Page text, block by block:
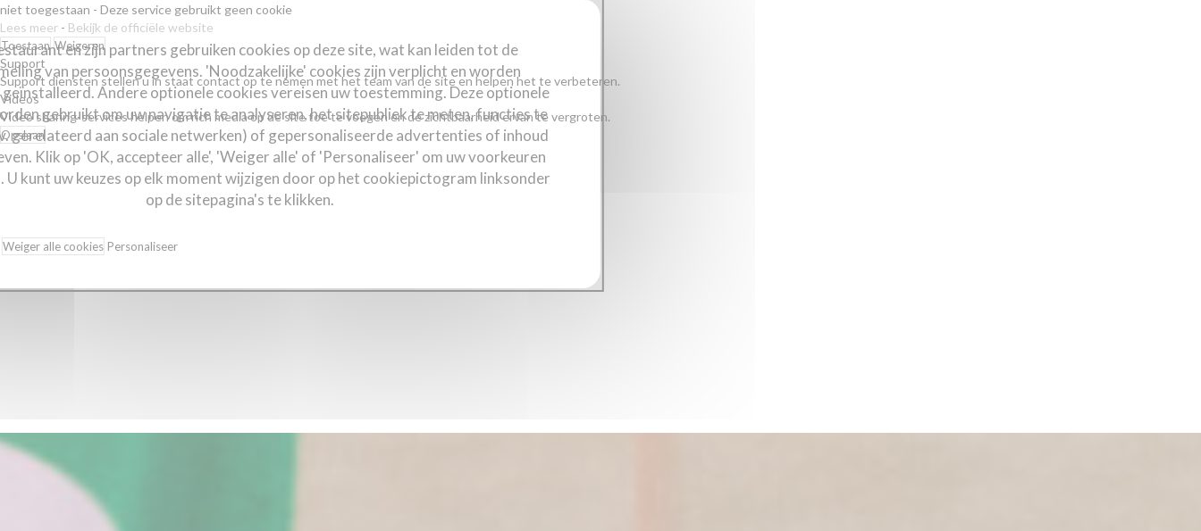
niet toegestaan - Deze service gebruikt geen cookie
Lees meer - Bekijk de officiële website
Toestaan Weigeren
Support
Support diensten stellen u in staat contact op te nemen met het team van de site en helpen het te verbeteren.
Videos
Video sharing-services helpen om rich media op de site toe te voegen en de zichtbaarheid ervan te vergroten.
Opslaan
en zijn partners gebruiken cookies op deze site, wat kan leiden tot de
van persoonsgegevens. 'Noodzakelijke' cookies zijn verplicht en worden
Andere optionele cookies vereisen uw toestemming. Deze optionele
gebruikt om uw navigatie te analyseren, het sitepubliek te meten, functies te
gerelateerd aan sociale netwerken) of gepersonaliseerde advertenties of inhoud
Klik op 'OK, accepteer alle', 'Weiger alle' of 'Personaliseer' om uw voorkeuren
U kunt uw keuzes op elk moment wijzigen door op het cookiepictogram linksonder
op de sitepagina's te klikken.
Weiger alle cookies Personaliseer